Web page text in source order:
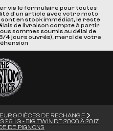
via le formulaire pour toutes
d'un article avec votre moto
en stock immédiat, le reste
de livraison compte à partir
sommes soumis au délai de
4 jours ouvrés), merci de votre
& PIÈCES DE RECHANGE
26HG - BIG TWIN DE 2006 À 2017
DE PIGNONS